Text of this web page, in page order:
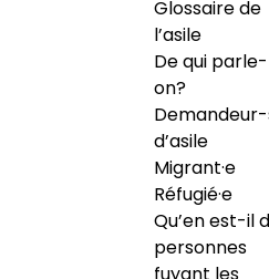
Glossaire de
l’asile
De qui
on?
d’asile
Migrant·e
Réfugié·e
Qu’en est-il
personnes